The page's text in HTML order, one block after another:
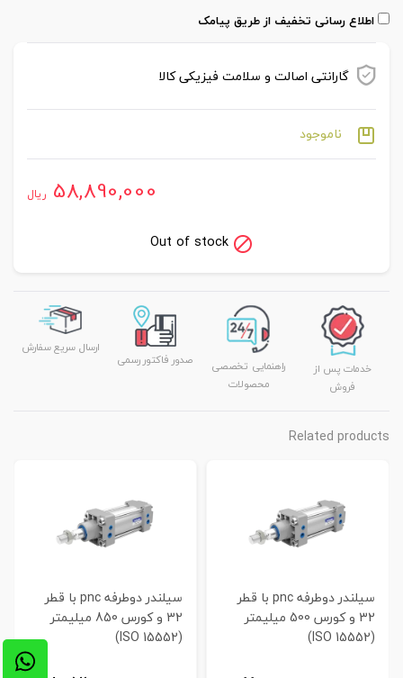
اطلاع رسانی تخفیف از طریق پیامک
گارانتی اصالت و سلامت فیزیکی کالا
ناموجود
58,890,000 ریال
Out of stock
خدمات پس از
فروش
راهنمایی تخصصی
محصولات
صدور فاکتور رسمی
ارسال سریع سفارش
Related products
سیلندر دوطرفه pnc با قطر
32 و کورس 500 میلیمتر
(ISO 15552)
سیلندر دوطرفه pnc با قطر
32 و کورس 850 میلیمتر
(ISO 15552)